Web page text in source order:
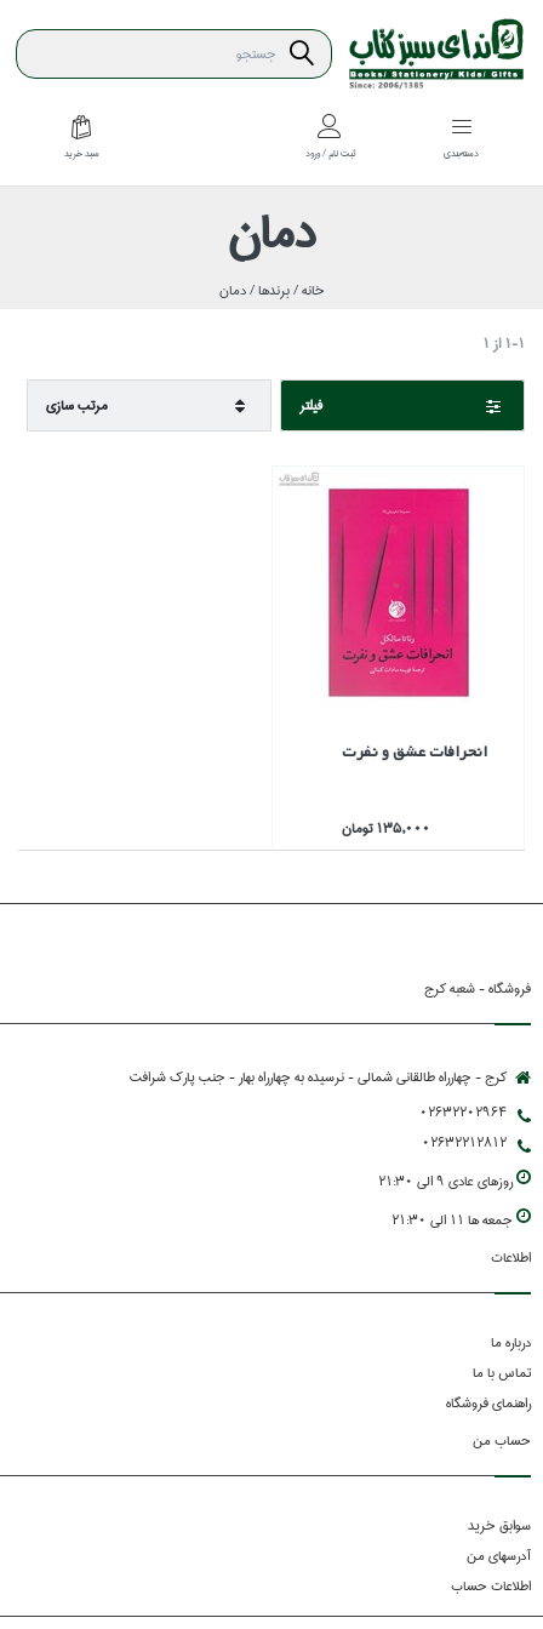
دسته‌بندي ثبت نام / ورود سبد خريد
دمان
خانه /برندها /دمان
1-1از 1
فيلتر مرتب سازي
انحرافات عشق و نفرت
135,000 تومان
فروشگاه - شعبه کرج
کرج - چهارراه طالقانی شمالی - نرسیده به چهارراه بهار - جنب پارك شرافت
02632202964
02632212812
روزهاي عادي 9 الي 21:30
جمعه ها 11 الي 21:30
اطلاعات
درباره ما
تماس با ما
راهنمای فروشگاه
حساب من
سوابق خرید
آدرسهای من
اطلاعات حساب